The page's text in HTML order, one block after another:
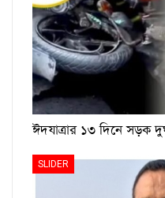
ঈদযাত্রার ১৩ দিনে সড়ক
SLIDER